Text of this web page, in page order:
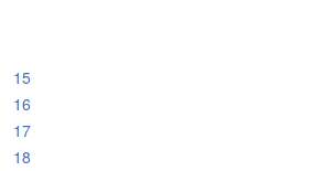
15
16
17
18